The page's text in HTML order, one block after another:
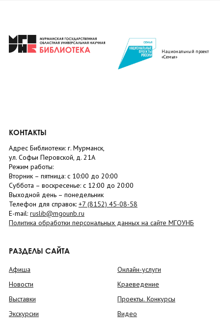
Национальный проект
«Семья»
КОНТАКТЫ
Адрес Библиотеки: г. Мурманск,
ул. Софьи Перовской, д. 21А
Режим работы:
Вторник – пятница: с 10:00 до 20:00
Суббота – воскресенье: c 12:00 до 20:00
Выходной день – понедельник
Телефон для справок: +7 (8152) 45-08-58
E-mail: ruslib@mgounb.ru
Политика обработки персональных данных на сайте МГОУНБ
РАЗДЕЛЫ САЙТА
Афиша
Новости
Выставки
Экскурсии
Онлайн-услуги
Краеведение
Проекты. Конкурсы
Видео